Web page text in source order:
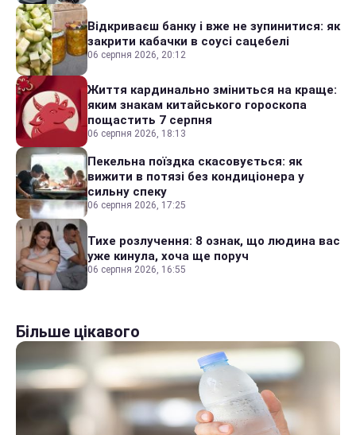
Відкриваєш банку і вже не зупинитися: як
закрити кабачки в соусі сацебелі
06 серпня 2026, 20:12
Життя кардинально зміниться на краще:
яким знакам китайського гороскопа
пощастить 7 серпня
06 серпня 2026, 18:13
Пекельна поїздка скасовується: як
вижити в потязі без кондиціонера у
сильну спеку
06 серпня 2026, 17:25
Тихе розлучення: 8 ознак, що людина вас
уже кинула, хоча ще поруч
06 серпня 2026, 16:55
Більше цікавого